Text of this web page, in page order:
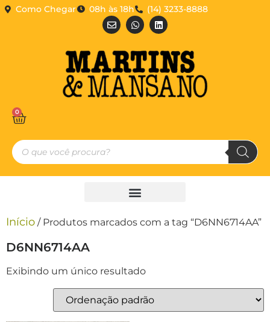
Como Chegar 08h às 18h (14) 3233-8888
0
Início / Produtos marcados com a tag “D6NN6714AA”
D6NN6714AA
Exibindo um único resultado